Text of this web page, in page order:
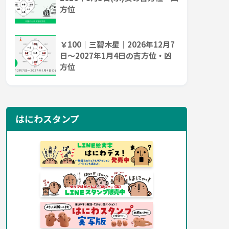
方位
￥100｜三碧木星｜2026年12月7
日～2027年1月4日の吉方位・凶
方位
はにわスタンプ